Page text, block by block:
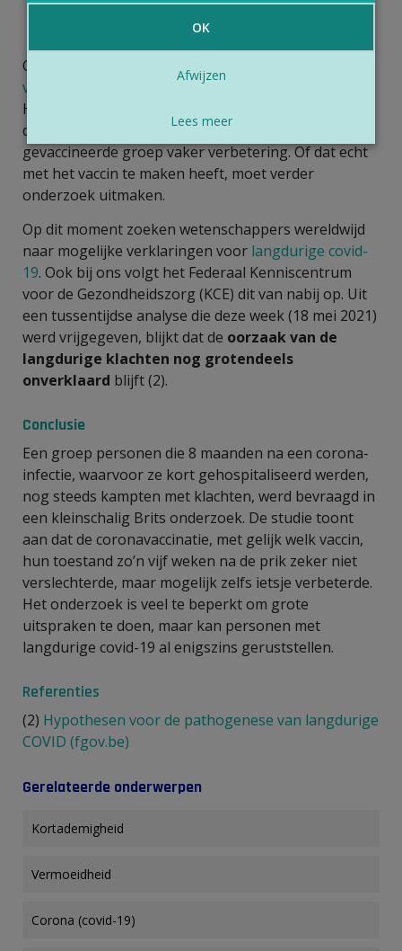
logisch, want om die redenen werden ze
eerder gevaccineerd.
Ook in de niet-gevaccineerde groep verminderde de
vermoeidheid
tegen het einde van de studieperiode.
Het
de
. Op dat vlak was er in de
gevaccineerde groep vaker verbetering. Of dat echt
met het vaccin te maken heeft, moet verder
onderzoek uitmaken.
Op dit moment zoeken wetenschappers wereldwijd
naar mogelijke verklaringen voor langdurige covid-
19. Ook bij ons volgt het Federaal Kenniscentrum
voor de Gezondheidszorg (KCE) dit van nabij op. Uit
een tussentijdse analyse die deze week (18 mei 2021)
werd vrijgegeven, blijkt dat de oorzaak van de
langdurige klachten nog grotendeels
onverklaard blijft (2).
Conclusie
Een groep personen die 8 maanden na een corona-
infectie, waarvoor ze kort gehospitaliseerd werden,
nog steeds kampten met klachten, werd bevraagd in
een kleinschalig Brits onderzoek. De studie toont
aan dat de coronavaccinatie, met gelijk welk vaccin,
hun toestand zo’n vijf weken na de prik zeker niet
verslechterde, maar mogelijk zelfs ietsje verbeterde.
Het onderzoek is veel te beperkt om grote
uitspraken te doen, maar kan personen met
langdurige covid-19 al enigszins geruststellen.
Referenties
(2) Hypothesen voor de pathogenese van langdurige
COVID (fgov.be)
Gerelateerde onderwerpen
Kortademigheid
Vermoeidheid
Corona (covid-19)
OK
Afwijzen
Lees meer